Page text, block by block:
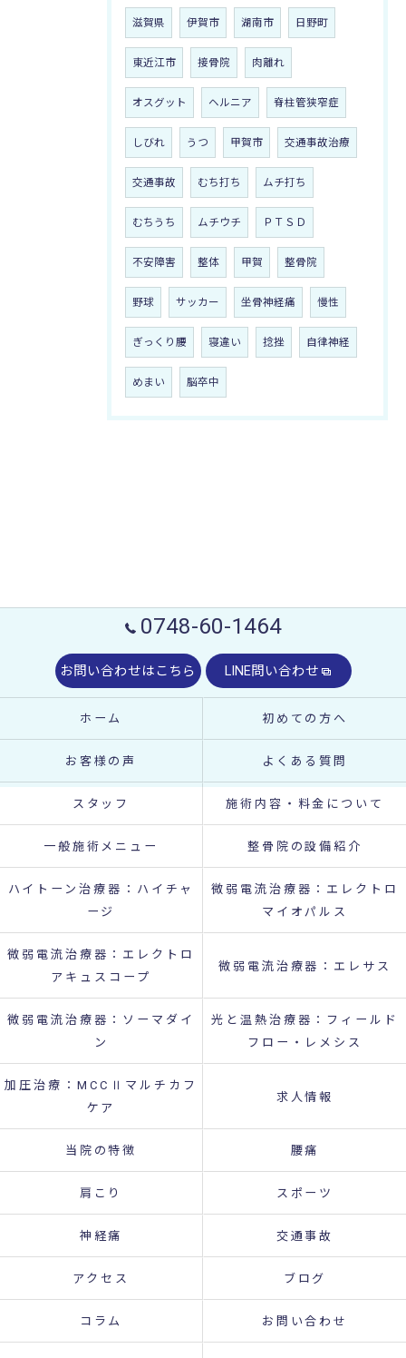
滋賀県 伊賀市 湖南市 日野町
東近江市 接骨院 肉離れ
オスグット ヘルニア 脊柱管狭窄症
しびれ うつ 甲賀市 交通事故治療
交通事故 むち打ち ムチ打ち
むちうち ムチウチ ＰＴＳＤ
不安障害 整体 甲賀 整骨院
野球 サッカー 坐骨神経痛 慢性
ぎっくり腰 寝違い 捻挫 自律神経
めまい 脳卒中
0748-60-1464
お問い合わせはこちら LINE問い合わせ
ホーム 初めての方へ
お客様の声 よくある質問
スタッフ 施術内容・料金について
一般施術メニュー 整骨院の設備紹介
ハイトーン治療器：ハイチャ
ージ
微弱電流治療器：エレクトロ
マイオパルス
微弱電流治療器：エレクトロ
アキュスコープ
微弱電流治療器：エレサス
微弱電流治療器：ソーマダイ
ン
光と温熱治療器：フィールド
フロー・レメシス
加圧治療：MCCⅡマルチカフ
ケア
求人情報
当院の特徴 腰痛
肩こり スポーツ
神経痛 交通事故
アクセス ブログ
コラム お問い合わせ